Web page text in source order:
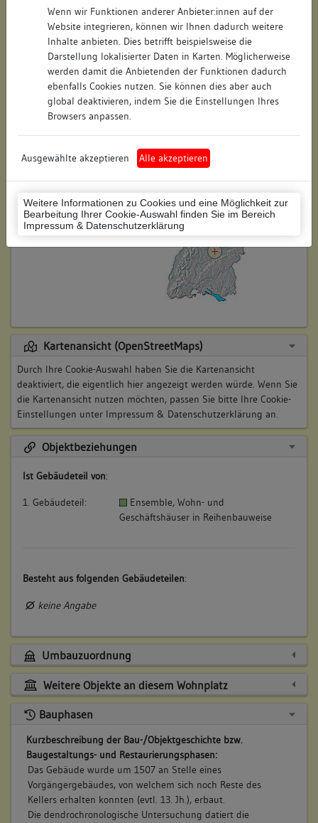
Wenn wir Funktionen anderer Anbieter:innen auf der
Website integrieren, können wir Ihnen dadurch weitere
Inhalte anbieten. Dies betrifft beispielsweise die
Darstellung lokalisierter Daten in Karten. Möglicherweise
werden damit die Anbietenden der Funktionen dadurch
ebenfalls Cookies nutzen. Sie können dies aber auch
global deaktivieren, indem Sie die Einstellungen Ihres
Browsers anpassen.
Ausgewählte akzeptieren Alle akzeptieren
Weitere Informationen zu Cookies und eine Möglichkeit zur
Bearbeitung Ihrer Cookie-Auswahl finden Sie im Bereich
Impressum & Datenschutzerklärung
Stadt-Teilort: Esslingen am Neckar
Regierungsbezirk: Stuttgart
Esslingen (Landkreis)
Wohnplatzschlüssel: 8116019003
Flurstücknummer: keine
Historischer Straßenname: keiner
Lage des Wohnplatzes:
Kartenansicht (OpenStreetMaps)
Durch Ihre Cookie-Auswahl haben Sie die Kartenansicht
deaktiviert, die eigentlich hier angezeigt werden würde. Wenn Sie
die Kartenansicht nutzen möchten, passen Sie bitte Ihre Cookie-
Einstellungen unter Impressum & Datenschutzerklärung an.
Objektbeziehungen
Ist Gebäudeteil von:
1. Gebäudeteil:
Ensemble, Wohn- und
Geschäftshäuser in Reihenbauweise
Besteht aus folgenden Gebäudeteilen:
keine Angabe
Umbauzuordnung
Weitere Objekte an diesem Wohnplatz
Bauphasen
Kurzbeschreibung der Bau-/Objektgeschichte bzw.
Baugestaltungs- und Restaurierungsphasen:
Das Gebäude wurde um 1507 an Stelle eines
Vorgängergebäudes, von welchem sich noch Reste des
Kellers erhalten konnten (evtl. 13. Jh.), erbaut.
Die dendrochronologische Untersuchung datiert die